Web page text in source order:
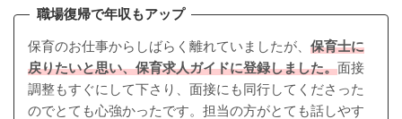
職場復帰で年収もアップ
保育のお仕事からしばらく離れていましたが、 保育士に
戻りたいと思い、保育求人ガイドに登録しました。面接
調整もすぐにして下さり、面接にも同行してくださった
のでとても心強かったです。担当の方がとても話しやす